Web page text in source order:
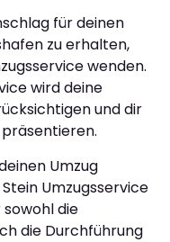
für deinen
zu erhalten,
wenden.
wird deine
und dir
Umzug
Umzugsservice
die
die Durchführung